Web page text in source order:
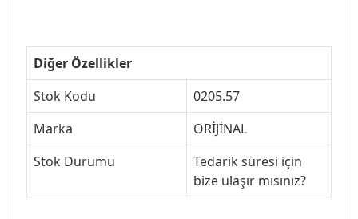
Diğer Özellikler
Stok Kodu
0205.57
Marka
ORİJİNAL
Stok Durumu
Tedarik süresi için
bize ulaşır mısınız?